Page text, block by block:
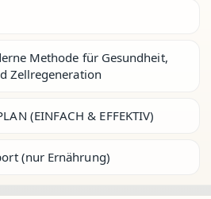
Methode für Gesundheit,
Zellregeneration
(EINFACH & EFFEKTIV)
(nur Ernährung)